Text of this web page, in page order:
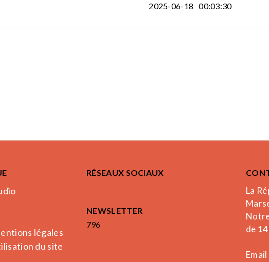
2025-06-18 00:03:30
légales
du site
RÉSEAUX SOCIAUX
NEWSLETTER
796
La
de
Email